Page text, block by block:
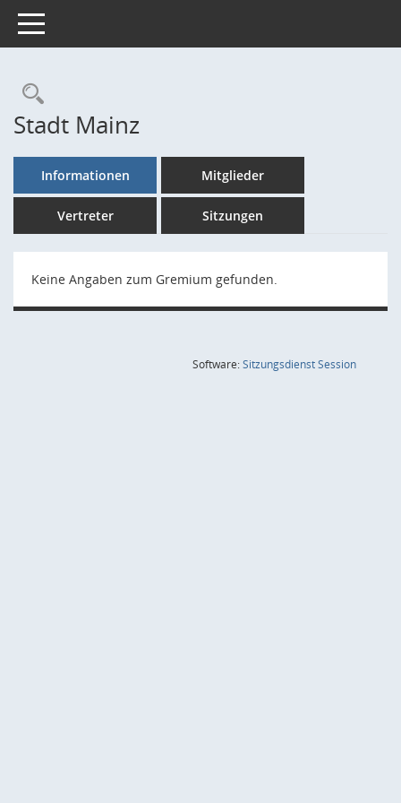
Toggle navigation
Rechercheauswahl
Stadt Mainz
Informationen Mitglieder
Vertreter Sitzungen
Keine Angaben zum Gremium gefunden.
Software:SitzungsdienstSession(Wird in